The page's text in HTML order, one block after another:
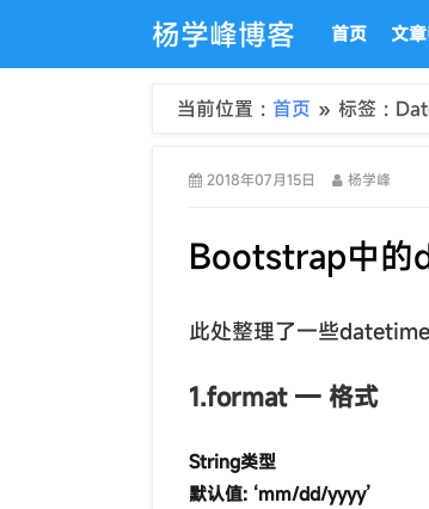
杨学峰博客 首页 文
当前位置 : 首页 » 标签 :
2018年07月15日 杨学峰
Bootstrap中的
此处整理了一些
1.format — 格式
String类型
默认值: ‘mm/dd/yyyy’